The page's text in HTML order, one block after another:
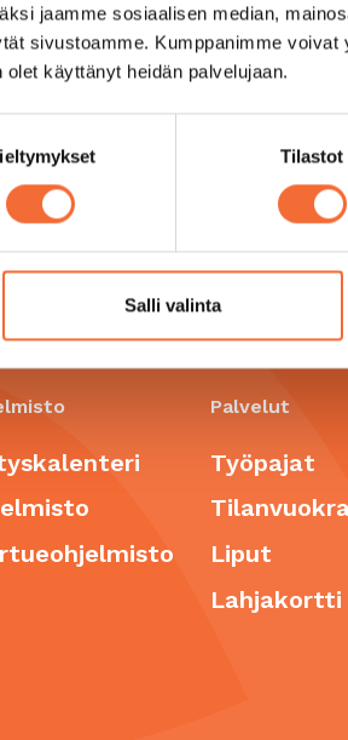
jaamme sosiaalisen median,
sivustoamme. Kumppanimme voivat
käyttänyt heidän palvelujaan.
Tilastot
Salli valinta
ryhmille lipun hintaan
bussikuljetusta 11 €/hlö. Huom!
ja ilmoita henkilökunnan määrä
syötetään seuraavassa vaiheessa.
pääsee teatteriin maksutta.
Palvelut
Työpajat
Liput
Lahjakortti